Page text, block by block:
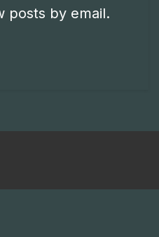
posts by email.